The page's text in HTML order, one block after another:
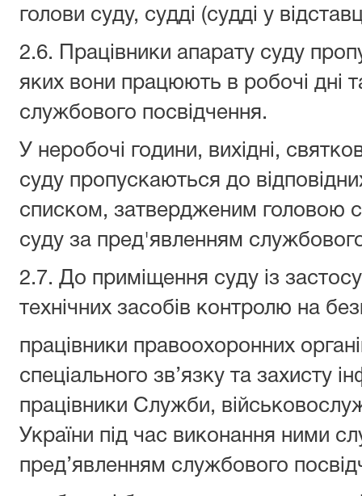
голови суду, судді (судді у
2.6. Працівники апарату суду
яких вони працюють в робочі дні
службового посвідчення.
У неробочі години, вихідні,
суду пропускаються до
списком, затвердженим головою
суду за пред'явленням
2.7. До приміщення суду із
технічних засобів контролю на
працівники правоохоронних
спеціального зв’язку та захисту
працівники Служби,
України під час виконання ними
пред’явленням службового